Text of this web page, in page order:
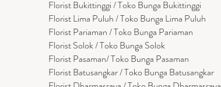
Florist Bukittinggi / Toko Bunga Bukittinggi
Florist Lima Puluh / Toko Bunga Lima Puluh
Florist Pariaman / Toko Bunga Pariaman
Florist Solok / Toko Bunga Solok
Florist Pasaman/ Toko Bunga Pasaman
Florist Batusangkar / Toko Bunga Batusangkar